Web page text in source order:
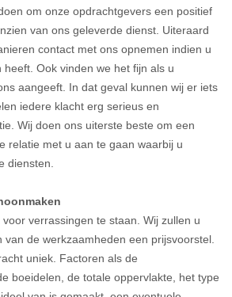
om onze opdrachtgevers een positief
van ons geleverde dienst. Uiteraard
contact met ons opnemen indien u
Ook vinden we het fijn als u
aangeeft. In dat geval kunnen wij er iets
iedere klacht erg serieus en
Wij doen ons uiterste beste om een
relatie met u aan te gaan waarbij u
diensten.
verrassingen te staan. Wij zullen u
van de werkzaamheden een prijsvoorstel.
uniek. Factoren als de
boeidelen, de totale oppervlakte, het type